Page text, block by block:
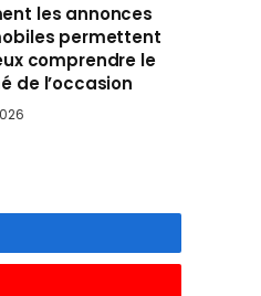
les annonces
permettent
comprendre le
de l’occasion